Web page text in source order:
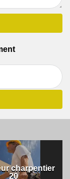
charpentier
20